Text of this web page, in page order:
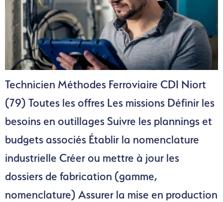
Technicien Méthodes Ferroviaire CDI Niort
(79) Toutes les offres Les missions Définir les
besoins en outillages Suivre les plannings et
budgets associés Établir la nomenclature
industrielle Créer ou mettre à jour les
dossiers de fabrication (gamme,
nomenclature) Assurer la mise en production